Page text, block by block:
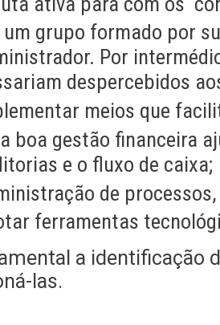
um grupo formado por
Por
despercebidos
meios que
boa gestão financeira
e o fluxo de caixa;
de
ferramentas
a identificação
las.